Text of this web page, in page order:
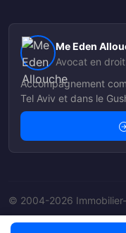
Me Eden
Avocat en
Accompagnement
Tel Aviv et dans le
© 2004-2026
Nos Agents